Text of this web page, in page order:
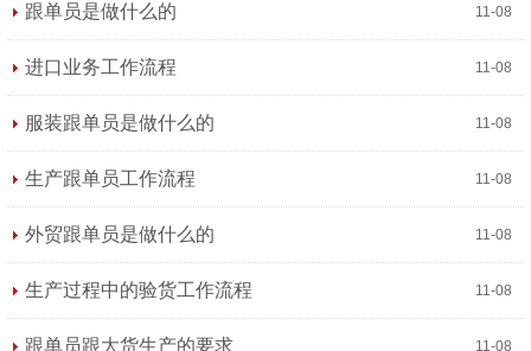
跟单员是做什么的 11-08
进口业务工作流程 11-08
服装跟单员是做什么的 11-08
生产跟单员工作流程 11-08
外贸跟单员是做什么的 11-08
生产过程中的验货工作流程 11-08
跟单员跟大货生产的要求 11-08